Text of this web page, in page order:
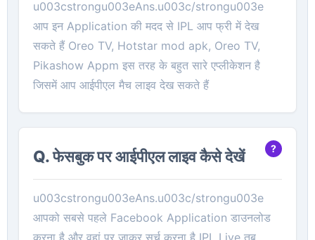
u003cstrongu003eAns.u003c/strongu003e
आप इन Application की मदद से IPL आप फ्री में देख
सकते हैं Oreo TV, Hotstar mod apk, Oreo TV,
Pikashow Appm इस तरह के बहुत सारे एप्लीकेशन है
जिसमें आप आईपीएल मैच लाइव देख सकते हैं
Q. फेसबुक पर आईपीएल लाइव कैसे देखें
u003cstrongu003eAns.u003c/strongu003e
आपको सबसे पहले Facebook Application डाउनलोड
करना है और वहां पर जाकर सर्च करना है IPL Live तब